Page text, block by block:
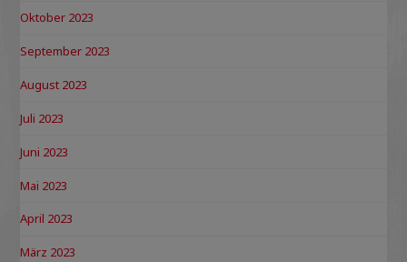
Oktober 2023
September 2023
August 2023
Juli 2023
Juni 2023
Mai 2023
April 2023
März 2023